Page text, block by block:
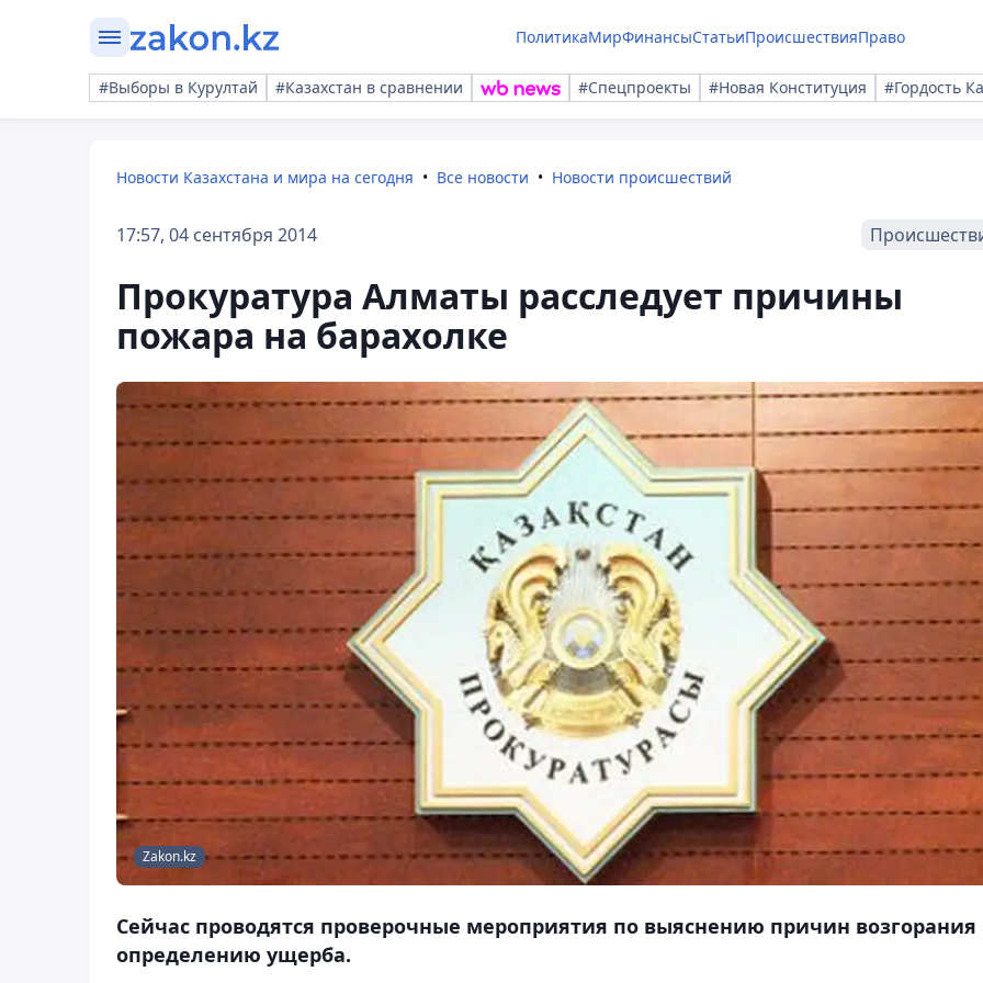
ПолитикаМирФинансыСтатьиПроисшествияПраво
#Выборы в Курултай #Казахстан в сравнении #Спецпроекты #Новая Конституция #Гордость
Новости Казахстана и мира на сегодня Все новости Новости происшествий
17:57, 04 сентября 2014
Прокуратура Алматы расследует причины
пожара на барахолке
Zakon.kz
Сейчас проводятся проверочные мероприятия по выяснению причин возгорания
определению ущерба.